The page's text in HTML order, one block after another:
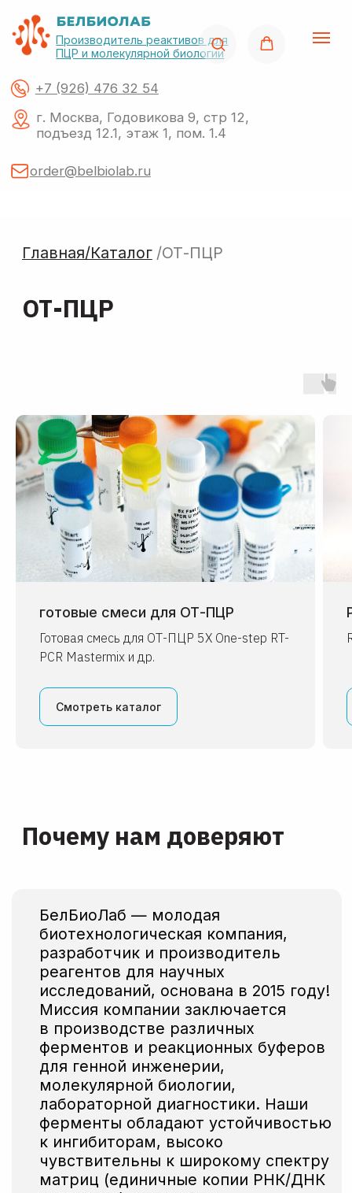
г. Москва, Годовикова 9, стр 12,
подъезд 12.1, этаж 1, пом. 1.4
+7 (926) 476 32 54
Производитель реактивов для
ПЦР и молекулярной биологии
order@belbiolab.ru
Поиск по сайту
Главная/Каталог /ОТ-ПЦР
готовые смеси для ОТ-ПЦР
Готовая смесь для ОТ-ПЦР 5X One-step RT-
PCR Mastermix и др.
Смотреть каталог
БелБиоЛаб — молодая
биотехнологическая компания,
реагентов для научных
исследований, основана в 2015 году!
Миссия компании заключается
чувствительны к широкому спектру
матриц (единичные копии РНК/ДНК
мастермиксы и дополнительные
реактивы, предназначенные для
различных видов ПЦР, а также
наборы для выделения нуклеиновых
кислот и синтеза кДНК.
С 2022 года мы поставляем
импортные реактивы, лабораторное
оборудование и расходные
материалы от известных мировых
брендов как для своего
производства, так и для крупных
коммерческих компаний-
производителей, научно-
исследовательских институтов,
специализированных лабораторий.
Вы можетепротестироватьнашу
продукцию и заказать тестовые образцы
прямо сейчас!